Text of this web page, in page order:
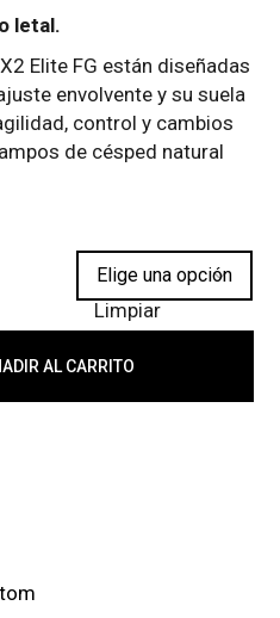
letal.
Elite FG están diseñadas
envolvente y su suela
control y cambios
de césped natural
Limpiar
ELITE FG 107 cantidad
AL CARRITO